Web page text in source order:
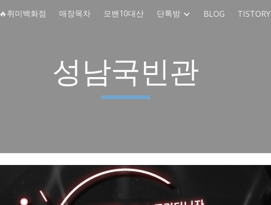
Skip to main content Skip to navigation
🔥취미백화점 매장목차 모밴10대산 단톡방 BLOG TISTORY
성남국빈관